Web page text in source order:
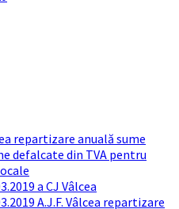
repartizare anuală sume
defalcate din TVA pentru
a CJ Vâlcea
A.J.F. Vâlcea repartizare